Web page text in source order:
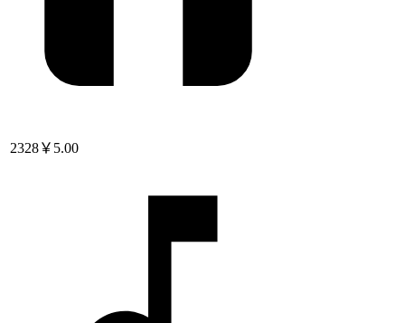
2328￥5.00